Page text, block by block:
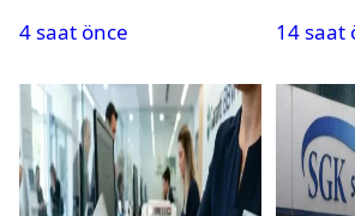
4 saat önce
14 saat